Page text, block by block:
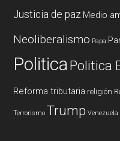
Justicia de paz Medio
Neoliberalismo Papa
PoliticaPolitica
Reforma tributaria religión
Terrorismo Trump Venezuela